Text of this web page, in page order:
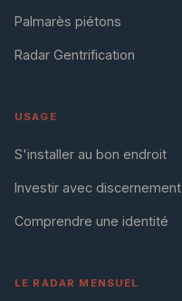
Palmarès piétons
Radar Gentrification
USAGE
S'installer au bon endroit
Investir avec discernement
Comprendre une identité
LE RADAR MENSUEL